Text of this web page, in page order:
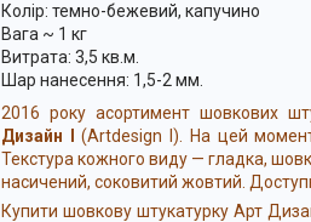
Колір: темно-бежевий, капучино
Вага ~ 1 кг
Витрата: 3,5 кв.м.
Шар нанесення: 1,5-2 мм.
2016 року асортимент шовкових
Дизайн
(Artdesign I). На цей момент
Текстура кожного виду — гладка,
насичений, соковитий жовтий.
Купити шовкову штукатурку Арт